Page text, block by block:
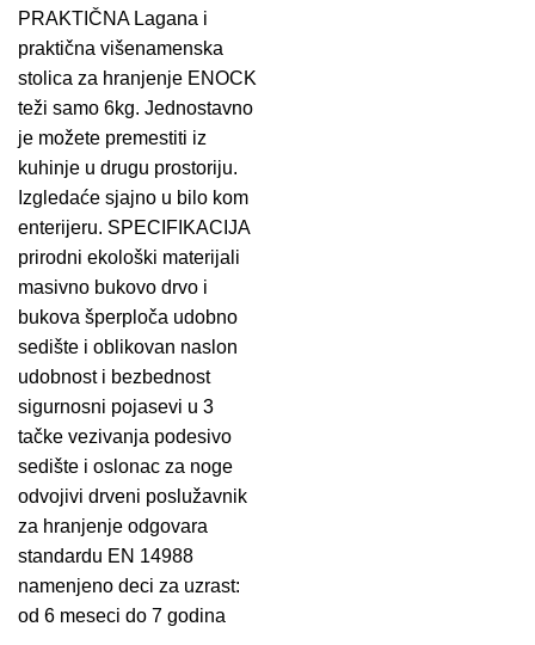
PRAKTIČNA Lagana i
praktična višenamenska
stolica za hranjenje ENOCK
teži samo 6kg. Jednostavno
je možete premestiti iz
kuhinje u drugu prostoriju.
Izgledaće sjajno u bilo kom
enterijeru. SPECIFIKACIJA
prirodni ekološki materijali
masivno bukovo drvo i
bukova šperploča udobno
sedište i oblikovan naslon
udobnost i bezbednost
sigurnosni pojasevi u 3
tačke vezivanja podesivo
sedište i oslonac za noge
odvojivi drveni poslužavnik
za hranjenje odgovara
standardu EN 14988
namenjeno deci za uzrast:
od 6 meseci do 7 godina